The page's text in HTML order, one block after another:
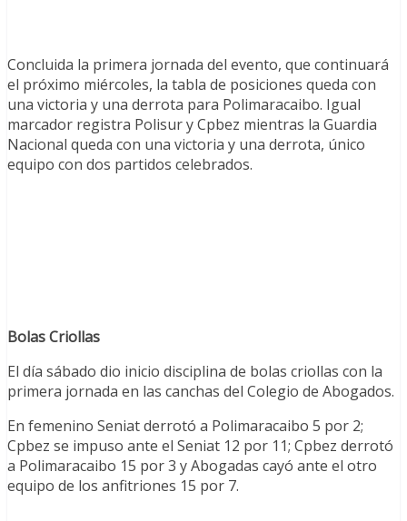
Concluida la primera jornada del evento, que continuará
el próximo miércoles, la tabla de posiciones queda con
una victoria y una derrota para Polimaracaibo. Igual
marcador registra Polisur y Cpbez mientras la Guardia
Nacional queda con una victoria y una derrota, único
equipo con dos partidos celebrados.
Bolas Criollas
El día sábado dio inicio disciplina de bolas criollas con la
primera jornada en las canchas del Colegio de Abogados.
En femenino Seniat derrotó a Polimaracaibo 5 por 2;
Cpbez se impuso ante el Seniat 12 por 11; Cpbez derrotó
a Polimaracaibo 15 por 3 y Abogadas cayó ante el otro
equipo de los anfitriones 15 por 7.